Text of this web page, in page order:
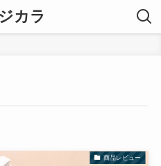
カラ
商品レビュー